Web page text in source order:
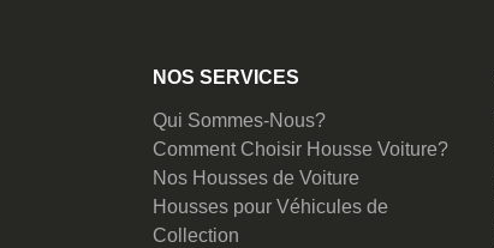
NOS SERVICES
Qui Sommes-Nous?
Comment Choisir Housse Voiture?
Nos Housses de Voiture
Housses pour Véhicules de
Collection